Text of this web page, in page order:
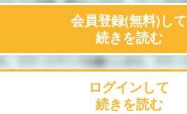
会員登録(無料)して
続きを読む
ログインして
続きを読む